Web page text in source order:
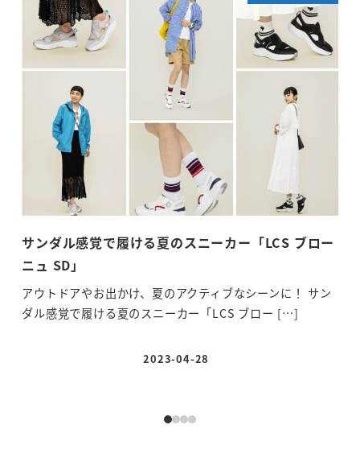
サンダル感覚で履ける夏のスニーカー「LCS ブロー
ニュ SD」
アウトドアやお出かけ、夏のアクティブなシーンに！ サン
ダル感覚で履ける夏のスニーカー「LCS ブロー […]
投稿日
2023-04-28